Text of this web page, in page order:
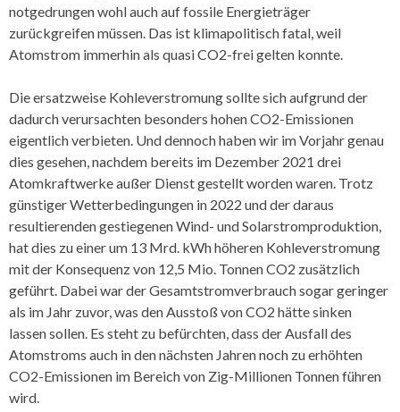
notgedrungen wohl auch auf fossile Energieträger
zurückgreifen müssen. Das ist klimapolitisch fatal, weil
Atomstrom immerhin als quasi CO2-frei gelten konnte.
Die ersatzweise Kohleverstromung sollte sich aufgrund der
dadurch verursachten besonders hohen CO2-Emissionen
eigentlich verbieten. Und dennoch haben wir im Vorjahr genau
dies gesehen, nachdem bereits im Dezember 2021 drei
Atomkraftwerke außer Dienst gestellt worden waren. Trotz
günstiger Wetterbedingungen in 2022 und der daraus
resultierenden gestiegenen Wind- und Solarstromproduktion,
hat dies zu einer um 13 Mrd. kWh höheren Kohleverstromung
mit der Konsequenz von 12,5 Mio. Tonnen CO2 zusätzlich
geführt. Dabei war der Gesamtstromverbrauch sogar geringer
als im Jahr zuvor, was den Ausstoß von CO2 hätte sinken
lassen sollen. Es steht zu befürchten, dass der Ausfall des
Atomstroms auch in den nächsten Jahren noch zu erhöhten
CO2-Emissionen im Bereich von Zig-Millionen Tonnen führen
wird.